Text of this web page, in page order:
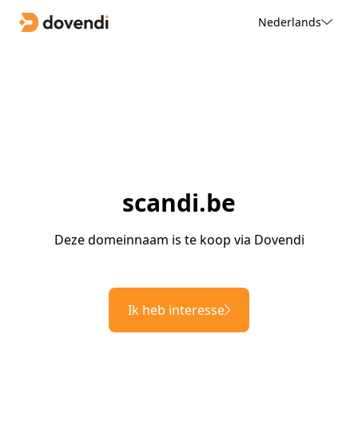
Nederlands
scandi.be
Deze domeinnaam is te koop via Dovendi
Ik heb interesse